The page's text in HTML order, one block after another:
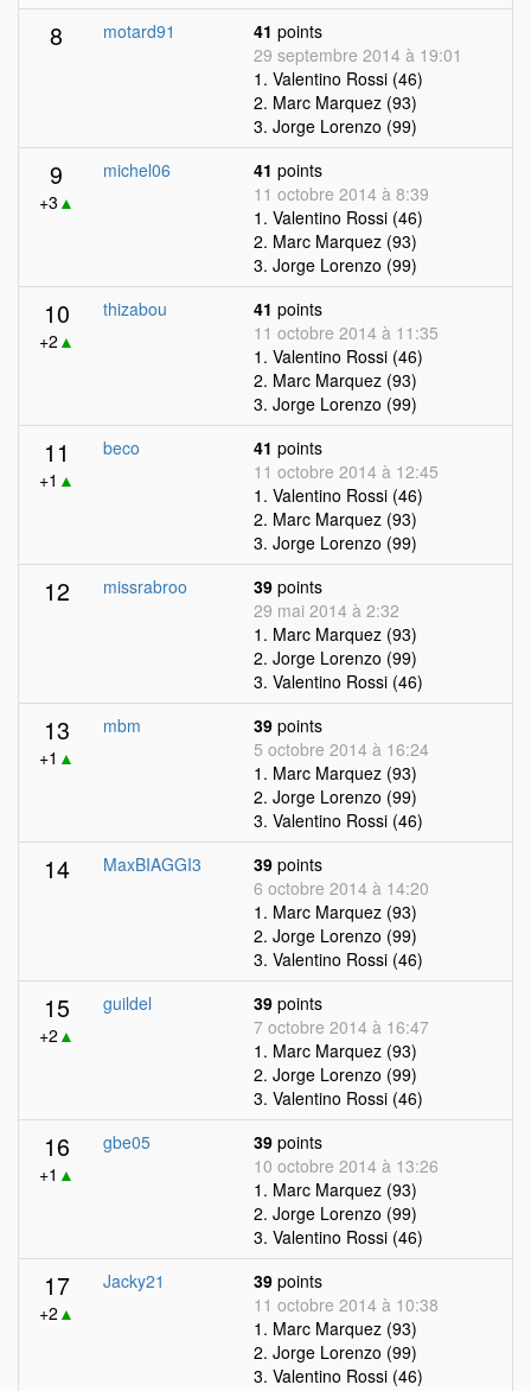
8 motard91 41 points
29 septembre 2014 à 19:01
1. Valentino Rossi (46)
2. Marc Marquez (93)
3. Jorge Lorenzo (99)
9
+3 ▲
michel06 41 points
11 octobre 2014 à 8:39
1. Valentino Rossi (46)
2. Marc Marquez (93)
3. Jorge Lorenzo (99)
10
+2 ▲
thizabou 41 points
11 octobre 2014 à 11:35
1. Valentino Rossi (46)
2. Marc Marquez (93)
3. Jorge Lorenzo (99)
11
+1 ▲
beco 41 points
11 octobre 2014 à 12:45
1. Valentino Rossi (46)
2. Marc Marquez (93)
3. Jorge Lorenzo (99)
12 missrabroo 39 points
29 mai 2014 à 2:32
1. Marc Marquez (93)
2. Jorge Lorenzo (99)
3. Valentino Rossi (46)
13
+1 ▲
mbm 39 points
5 octobre 2014 à 16:24
1. Marc Marquez (93)
2. Jorge Lorenzo (99)
3. Valentino Rossi (46)
14 MaxBIAGGI3 39 points
6 octobre 2014 à 14:20
1. Marc Marquez (93)
2. Jorge Lorenzo (99)
3. Valentino Rossi (46)
15
+2 ▲
guildel 39 points
7 octobre 2014 à 16:47
1. Marc Marquez (93)
2. Jorge Lorenzo (99)
3. Valentino Rossi (46)
16
+1 ▲
gbe05 39 points
10 octobre 2014 à 13:26
1. Marc Marquez (93)
2. Jorge Lorenzo (99)
3. Valentino Rossi (46)
17
+2 ▲
Jacky21 39 points
11 octobre 2014 à 10:38
1. Marc Marquez (93)
2. Jorge Lorenzo (99)
3. Valentino Rossi (46)